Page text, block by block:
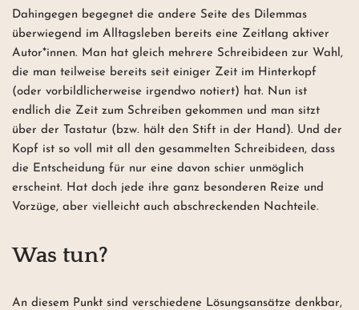
Dahingegen begegnet die andere Seite des Dilemmas
überwiegend im Alltagsleben bereits eine Zeitlang aktiver
Autor*innen. Man hat gleich mehrere Schreibideen zur Wahl,
die man teilweise bereits seit einiger Zeit im Hinterkopf
(oder vorbildlicherweise irgendwo notiert) hat. Nun ist
endlich die Zeit zum Schreiben gekommen und man sitzt
über der Tastatur (bzw. hält den Stift in der Hand). Und der
Kopf ist so voll mit all den gesammelten Schreibideen, dass
die Entscheidung für nur eine davon schier unmöglich
erscheint. Hat doch jede ihre ganz besonderen Reize und
Vorzüge, aber vielleicht auch abschreckenden Nachteile.
Was tun?
An diesem Punkt sind verschiedene Lösungsansätze denkbar,